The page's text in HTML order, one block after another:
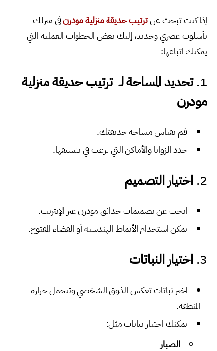
إذا كنت تبحث عنترتيب حديقة منزلية مودرنفي منزلك
بأسلوب عصري وجديد، إليك بعض الخطوات العملية التي
يمكنك اتباعها:
1. تحديد المساحة لـ ترتيب حديقة منزلية
مودرن
قم بقياس مساحة حديقتك.
حدد الزوايا والأماكن التي ترغب في تنسيقها.
2. اختيار التصميم
ابحث عن تصميمات حدائق مودرن عبر الإنترنت.
يمكن استخدام الأنماط الهندسية أو الفضاء المفتوح.
3. اختيار النباتات
اختر نباتات تعكس الذوق الشخصي وتتحمل حرارة
المنطقة.
يمكنك اختيار نباتات مثل:
الصبار